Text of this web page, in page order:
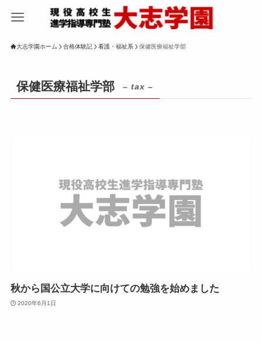
大志学園ホーム 合格体験記 看護・福祉系 保健医療福祉学部
保健医療福祉学部 – tax –
秋から国公立大学に向けての勉強を始めました
2020年6月1日